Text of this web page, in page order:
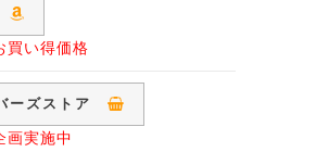
買い得価格
ーズストア
画実施中